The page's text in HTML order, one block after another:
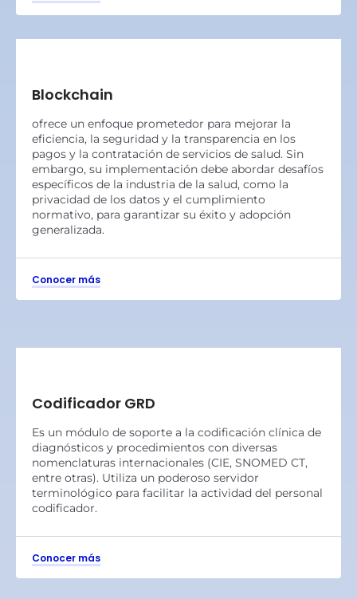
Blockchain
ofrece un enfoque prometedor para mejorar la
eficiencia, la seguridad y la transparencia en los
pagos y la contratación de servicios de salud. Sin
embargo, su implementación debe abordar desafíos
específicos de la industria de la salud, como la
privacidad de los datos y el cumplimiento
normativo, para garantizar su éxito y adopción
generalizada.
Conocer más
Codificador GRD
Es un módulo de soporte a la codificación clínica de
diagnósticos y procedimientos con diversas
nomenclaturas internacionales (CIE, SNOMED CT,
entre otras). Utiliza un poderoso servidor
terminológico para facilitar la actividad del personal
codificador.
Conocer más